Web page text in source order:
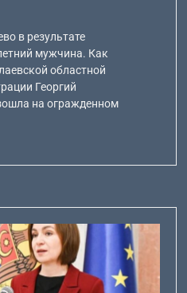
в результате
мужчина. Как
областной
Георгий
на огражденном